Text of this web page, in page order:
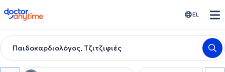
doctoranytime EL
Παιδοκαρδιολόγος, Τζιτζιφιές